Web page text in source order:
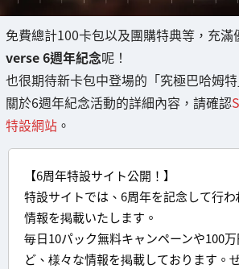
免費總計100卡包以及團購特典等，充滿
verse 6週年紀念呢！
也很期待新卡包中登場的「究極巴哈姆特
關於6週年紀念活動的詳細內容，請確認
特設網站 。
【6周年特設サイト公開！】
特設サイトでは、6周年を記念して行
情報を掲載いたします。
毎日10パック無料キャンペーンや100
ど、様々な情報を掲載しております。